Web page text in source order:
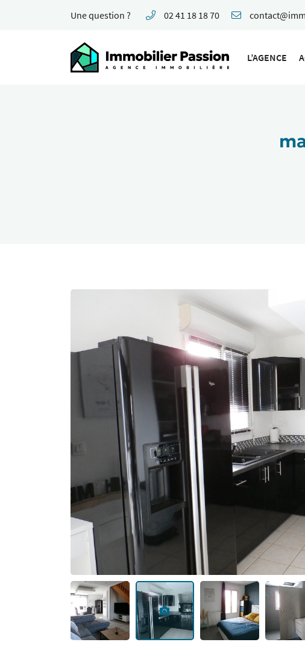
Une question ? 02 41 18 18 70
L’AGENCE
En cochant cette case, vous consentez à recevoir nos propositions commerciales à l'adresse
email indiqué ci-dessus. Vous pouvez vous désinscrire à tout moment en utilisant
de désinscription
Inscription